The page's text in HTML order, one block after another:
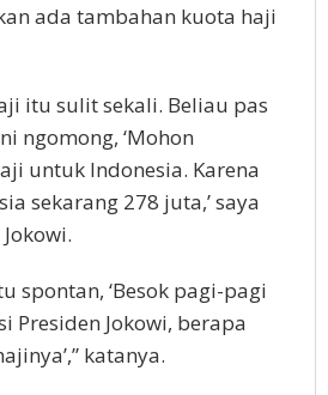
ada tambahan kuota haji
itu sulit sekali. Beliau pas
ngomong, ‘Mohon
untuk Indonesia. Karena
sekarang 278 juta,’ saya
spontan, ‘Besok pagi-pagi
Presiden Jokowi, berapa
katanya.